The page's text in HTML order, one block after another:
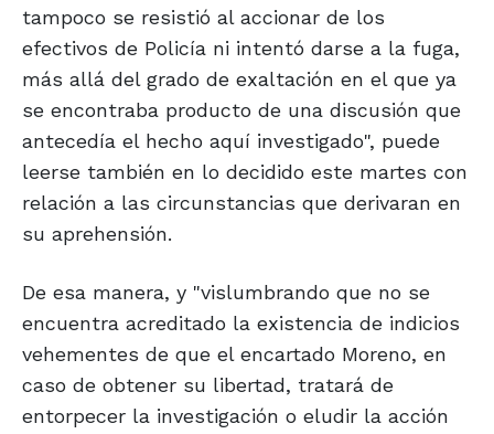
tampoco se resistió al accionar de los
efectivos de Policía ni intentó darse a la fuga,
más allá del grado de exaltación en el que ya
se encontraba producto de una discusión que
antecedía el hecho aquí investigado", puede
leerse también en lo decidido este martes con
relación a las circunstancias que derivaran en
su aprehensión.
De esa manera, y "vislumbrando que no se
encuentra acreditado la existencia de indicios
vehementes de que el encartado Moreno, en
caso de obtener su libertad, tratará de
entorpecer la investigación o eludir la acción